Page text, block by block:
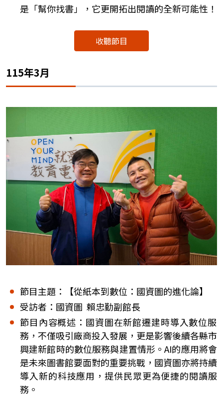
是「幫你找書」，它更開拓出閱讀的全新可能性！
收聽節目
115年3月
節目主題：【從紙本到數位：國資圖的進化論】
受訪者：國資圖 賴忠勤副館長
節目內容概述：國資圖在新館遷建時導入數位服
務，不僅吸引廠商投入發展，更是影響後續各縣市
興建新館時的數位服務與建置情形。AI的應用將會
是未來圖書館要面對的重要挑戰，國資圖亦將持續
導入新的科技應用，提供民眾更為便捷的閱讀服
務。